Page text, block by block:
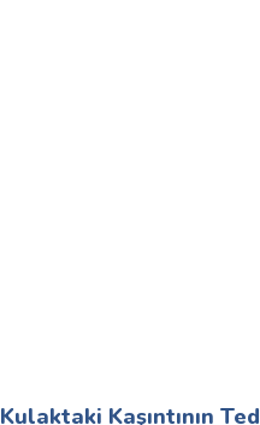
Kulaktaki Kaşıntının